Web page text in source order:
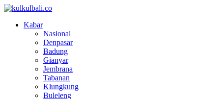
Kabar
Nasional
Denpasar
Badung
Gianyar
Jembrana
Tabanan
Klungkung
Buleleng